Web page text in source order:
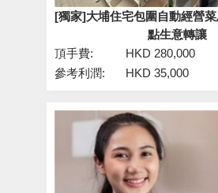
[獨家]大埔住宅包圍自動經營
點生意轉讓
頂手費:
HKD 280,000
參考利潤:
HKD 35,000